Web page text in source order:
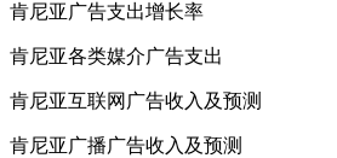
肯尼亚广告支出增长率
肯尼亚各类媒介广告支出
肯尼亚互联网广告收入及预测
肯尼亚广播广告收入及预测